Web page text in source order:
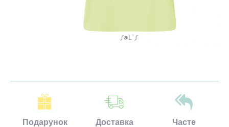
Подарунок Доставка
Часте